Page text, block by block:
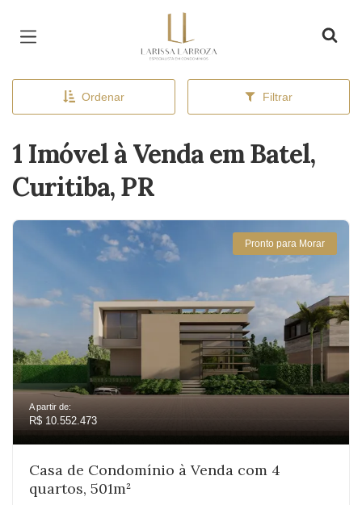
Ordenar Filtrar
1 Imóvel à Venda em Batel,
Curitiba, PR
Pronto para Morar
A partir de:
R$ 10.552.473
Casa de Condomínio à Venda com 4
quartos, 501m²